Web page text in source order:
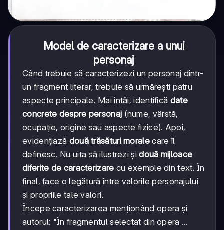
Model de caracterizare a unui
personaj
Când trebuie să caracterizezi un personaj dintr-
un fragment literar, trebuie să urmărești patru
aspecte principale. Mai întâi, identifică date
concrete despre personaj (nume, vârstă,
ocupație, origine sau aspecte fizice). Apoi,
evidențiază două trăsături moralecare îl
definesc. Nu uita să ilustrezi șidouă mijloace
diferite de caracterizare cu exemple din text. În
final, face o legătură între valorile personajului
și propriile tale valori.
Începe caracterizarea menționând opera și
autorul: "În fragmentul selectat din opera ...